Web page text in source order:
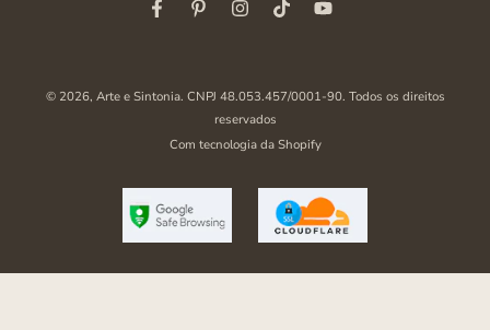
FacebookPinterestInstagramTiktokYoutube
© 2026, Arte e Sintonia. CNPJ 48.053.457/0001-90. Todos os direitos
reservados
Com tecnologia da Shopify